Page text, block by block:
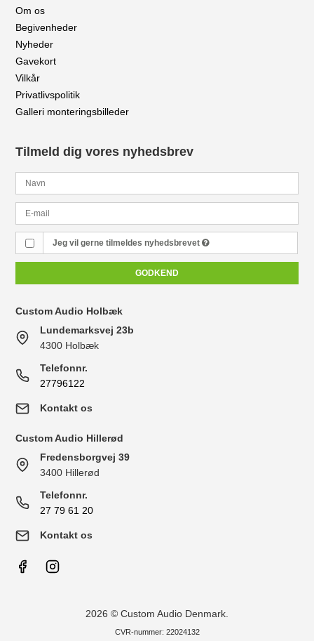
Om os
Begivenheder
Nyheder
Gavekort
Vilkår
Privatlivspolitik
Galleri monteringsbilleder
Tilmeld dig vores nyhedsbrev
Jeg vil gerne tilmeldes nyhedsbrevet
GODKEND
Custom Audio Holbæk
Lundemarksvej 23b
4300 Holbæk
Telefonnr.
27796122
Kontakt os
Custom Audio Hillerød
Fredensborgvej 39
3400 Hillerød
Telefonnr.
27 79 61 20
Kontakt os
2026 © Custom Audio Denmark.
CVR-nummer: 22024132